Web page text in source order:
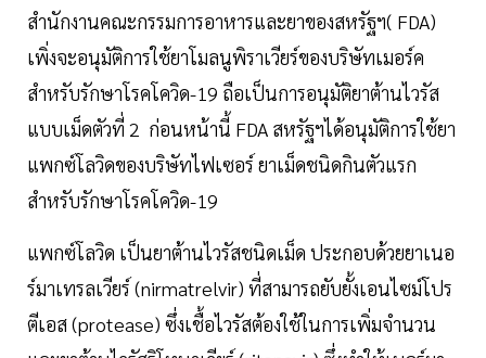
สำนักงานคณะกรรมการอาหารและยาของสหรัฐฯ( FDA)
เพิ่งจะอนุมัติการใช้ยาโมลนูพิราเวียร์ของบริษัทเมอร์ค
สำหรับรักษาโรคโควิด-19 ถือเป็นการอนุมัติยาต้านไวรัส
แบบเม็ดตัวที่ 2 ก่อนหน้านี้ FDA สหรัฐฯได้อนุมัติการใช้ยา
แพกซ์โลวิดของบริษัทไฟเซอร์ ยาเม็ดชนิดกินตัวแรก
สำหรับรักษาโรคโควิด-19
แพกซ์โลวิด เป็นยาต้านไวรัสชนิดเม็ด ประกอบด้วยยาเนอ
ร์มาเทรลเวียร์ (nirmatrelvir) ที่สามารถยับยั้งเอนไซม์โปร
ตีเอส (protease) ซึ่งเชื้อไวรัสต้องใช้ในการเพิ่มจำนวน